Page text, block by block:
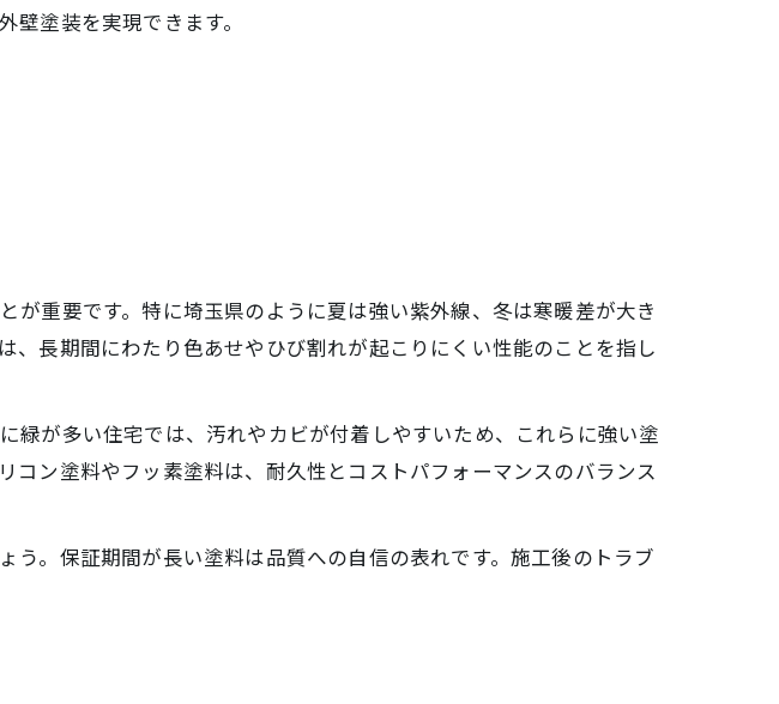
塗装を実現できます。
重要です。特に埼玉県のように夏は強い紫外線、冬は寒暖差が大き
長期間にわたり色あせやひび割れが起こりにくい性能のことを指し
緑が多い住宅では、汚れやカビが付着しやすいため、これらに強い塗
ン塗料やフッ素塗料は、耐久性とコストパフォーマンスのバランス
。保証期間が長い塗料は品質への自信の表れです。施工後のトラブ